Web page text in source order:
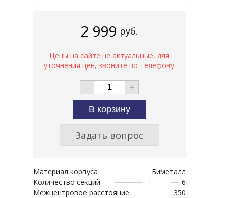
2 999 руб.
- +
Задать вопрос
Материал корпуса
Биметалл
Количество секций
6
Межцентровое расстояние
350